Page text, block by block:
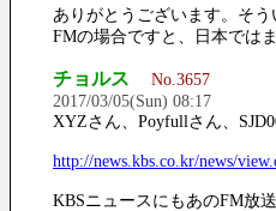
ありがとうございます。そ
FMの場合ですと、日本では
チョルス
No.3657
2017/03/05(Sun) 08:17
XYZさん、Poyfullさん、
http://news.kbs.co.kr/news/
KBSニュースにもあのFM放